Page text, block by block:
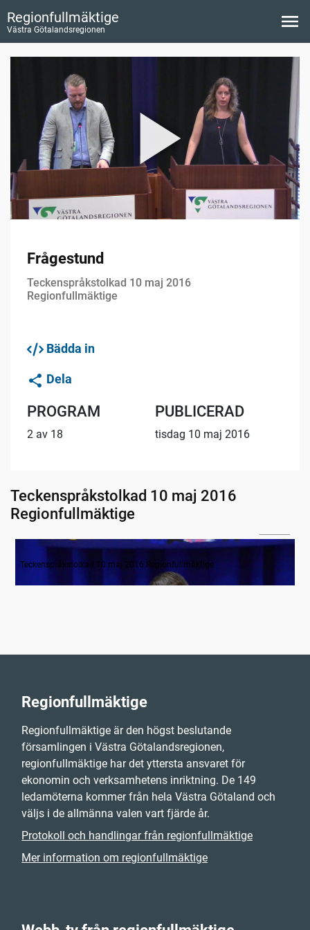
Regionfullmäktige
Västra Götalandsregionen
Frågestund
Teckenspråkstolkad 10 maj 2016
Regionfullmäktige
Bädda in
Dela
PROGRAM
2 av 18
PUBLICERAD
tisdag 10 maj 2016
Teckenspråkstolkad 10 maj 2016
Regionfullmäktige
Inledande formalia samt ärende ett
Teckenspråkstolkad 10 maj 2016 Regionfullmäktige
Regionfullmäktige
Regionfullmäktige är den högst beslutande
församlingen i Västra Götalandsregionen,
regionfullmäktige har det yttersta ansvaret för
ekonomin och verksamhetens inriktning. De 149
ledamöterna kommer från hela Västra Götaland och
väljs i de allmänna valen vart fjärde år.
Protokoll och handlingar från regionfullmäktige
Mer information om regionfullmäktige